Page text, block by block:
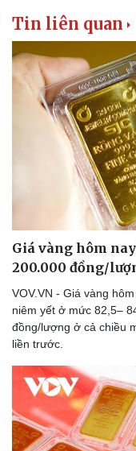
Du lịch
Tin liên quan
Giá vàng hôm nay
200.000 đồng/
VOV.VN - Giá vàng
niêm yết ở mức 82,5–
đồng/lượng ở cả chiều
liền trước.